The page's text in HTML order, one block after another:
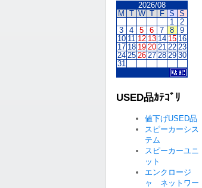
2026/08
M
T W T F S S
1
2
3
4 5 6 7 8
9
10 11 12 13 14 15 16
17 18 19 20 21 22 23
24 25 26 27 28 29 30
31
USED品ｶﾃｺﾞﾘ
値下げUSED品
スピーカーシス
テム
スピーカーユニ
ット
エンクロージ
ャ ネットワー